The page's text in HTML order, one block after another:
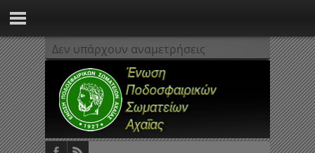
Δεν υπάρχουν αναμετρήσεις